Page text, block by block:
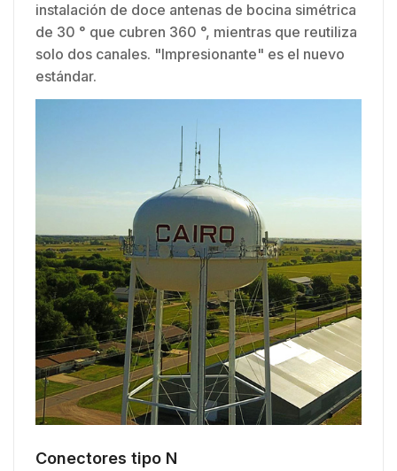
instalación de doce antenas de bocina simétrica
de 30 ° que cubren 360 °, mientras que reutiliza
solo dos canales. "Impresionante" es el nuevo
estándar.
Conectores tipo N